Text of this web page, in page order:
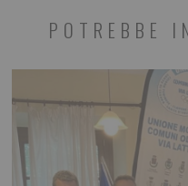
POTREBBE